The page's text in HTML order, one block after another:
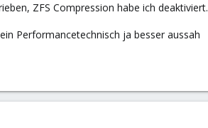
ZFS Compression habe ich deaktiviert.
Performancetechnisch ja besser aussah